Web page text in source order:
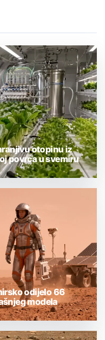
otopinu iz
povrća u svemiru
odijelo 66
modela